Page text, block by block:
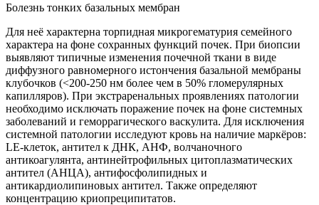
Болезнь тонких базальных мембран
Для неё характерна торпидная микрогематурия семейного
характера на фоне сохранных функций почек. При биопсии
выявляют типичные изменения почечной ткани в виде
диффузного равномерного истончения базальной мембраны
клубочков (<200-250 нм более чем в 50% гломерулярных
капилляров). При экстраренальных проявлениях патологии
необходимо исключать поражение почек на фоне системных
заболеваний и геморрагического васкулита. Для исключения
системной патологии исследуют кровь на наличие маркёров:
LE-клеток, антител к ДНК, АНФ, волчаночного
антикоагулянта, антинейтрофильных цитоплазматических
антител (АНЦА), антифосфолипидных и
антикардиолипиновых антител. Также определяют
концентрацию криопреципитатов.